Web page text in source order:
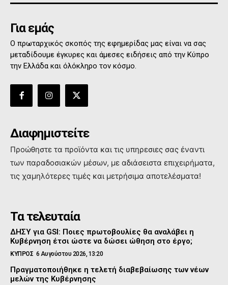
Για εμάς
Ο πρωταρχικός σκοπός της εφημερίδας μας είναι να σας
μεταδίδουμε έγκυρες και άμεσες ειδήσεις από την Κύπρο
την Ελλάδα και όλόκληρο τον κόσμο.
Διαφημιστείτε
Προώθηστε τα προϊόντα και τις υπηρεσιες σας έναντι
των παραδοσιακών μέσων, με αδιάσειστα επιχειρήματα,
τις χαμηλότερες τιμές και μετρήσιμα αποτελέσματα!
Τα τελευταία
ΔΗΣΥ για GSI: Ποιες πρωτοβουλίες θα αναλάβει η
Κυβέρνηση έτσι ώστε να δώσει ώθηση στο έργο;
ΚΥΠΡΟΣ 6 Αυγούστου 2026, 13:20
Πραγματοποιήθηκε η τελετή διαβεβαίωσης των νέων
μελών της Κυβέρνησης